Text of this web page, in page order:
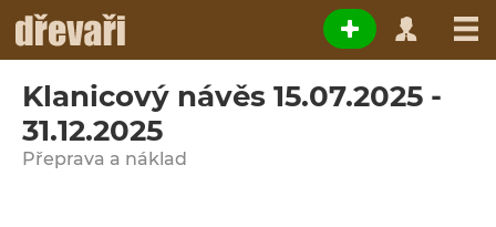
Klanicový návěs 15.07.2025 -
31.12.2025
Přeprava a náklad